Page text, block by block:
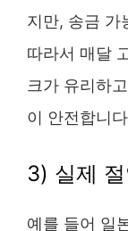
지만, 송금 가
따라서 매달
크가 유리하
이 안전합니
3) 실제
예를 들어 일